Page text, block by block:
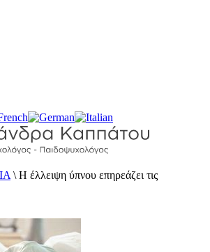
Ψυχολόγος –
\ Η έλλειψη ύπνου επηρεάζει τις